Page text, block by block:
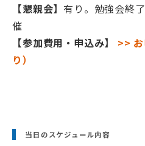
【懇親会】 有り。勉強会終
催
【参加費用・申込み】 >>
り）
当日のスケジュール内容